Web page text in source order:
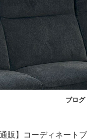
ブログ
通販】コーディネー